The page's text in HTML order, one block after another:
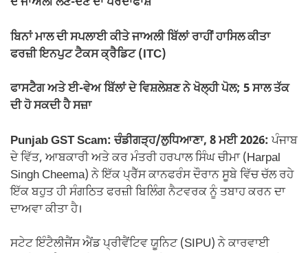
ਬਿਨਾਂ ਮਾਲ ਦੀ ਸਪਲਾਈ ਕੀਤੇ ਜਾਅਲੀ ਬਿੱਲਾਂ ਰਾਹੀਂ ਹਾਸਿਲ ਕੀਤਾ
ਫਰਜ਼ੀ ਇਨਪੁਟ ਟੈਕਸ ਕ੍ਰੈਡਿਟ (ITC)
ਫਾਸਟੈਗ ਅਤੇ ਈ-ਵੇਅ ਬਿੱਲਾਂ ਦੇ ਵਿਸ਼ਲੇਸ਼ਣ ਨੇ ਖੋਲ੍ਹੀ ਪੋਲ; 5 ਸਾਲ ਤੱਕ
ਦੀ ਹੋ ਸਕਦੀ ਹੈ ਸਜ਼ਾ
Punjab GST Scam: ਚੰਡੀਗੜ੍ਹ/ਲੁਧਿਆਣਾ, 8 ਮਈ 2026:ਪੰਜਾਬ
ਦੇ ਵਿੱਤ, ਆਬਕਾਰੀ ਅਤੇ ਕਰ ਮੰਤਰੀ ਹਰਪਾਲ ਸਿੰਘ ਚੀਮਾ (Harpal
Singh Cheema) ਨੇ ਇੱਕ ਪ੍ਰੈੱਸ ਕਾਨਫਰੰਸ ਦੌਰਾਨ ਸੂਬੇ ਵਿੱਚ ਚੱਲ ਰਹੇ
ਇੱਕ ਬਹੁਤ ਹੀ ਸੰਗਠਿਤ ਫਰਜ਼ੀ ਬਿਲਿੰਗ ਨੈਟਵਰਕ ਨੂੰ ਤਬਾਹ ਕਰਨ ਦਾ
ਦਾਅਵਾ ਕੀਤਾ ਹੈ।
ਸਟੇਟ ਇੰਟੈਲੀਜੈਂਸ ਐਂਡ ਪ੍ਰੀਵੈਂਟਿਵ ਯੂਨਿਟ (SIPU) ਨੇ ਕਾਰਵਾਈ